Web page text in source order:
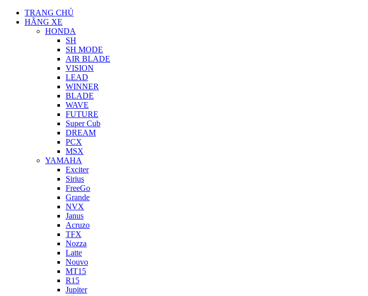
TRANG CHỦ
HÃNG XE
HONDA
SH
SH MODE
AIR BLADE
VISION
LEAD
WINNER
BLADE
WAVE
FUTURE
Super Cub
DREAM
PCX
MSX
YAMAHA
Exciter
Sirius
FreeGo
Grande
NVX
Janus
Acruzo
TFX
Nozza
Latte
Nouvo
MT15
R15
Jupiter